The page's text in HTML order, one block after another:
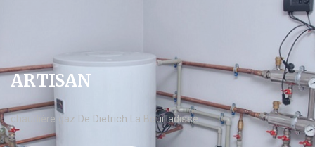
ARTISAN
chaudière gaz De Dietrich La Bouilladisse